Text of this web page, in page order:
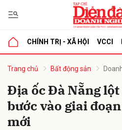
CHÍNH TRỊ - XÃ HỘI VCCI
Trang chủ Bất động sản
Địa ốc Đà Nẵng
bước vào giai
mới
luận